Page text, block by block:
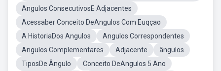
Angulos ConsecutivosE Adjacentes
Acessaber Conceito DeAngulos Com Euqçao
A HistoriaDos Angulos
Angulos Correspondentes
Angulos Complementares
Adjacente
ângulos
TiposDe Ângulo
Conceito DeAngulos 5 Ano